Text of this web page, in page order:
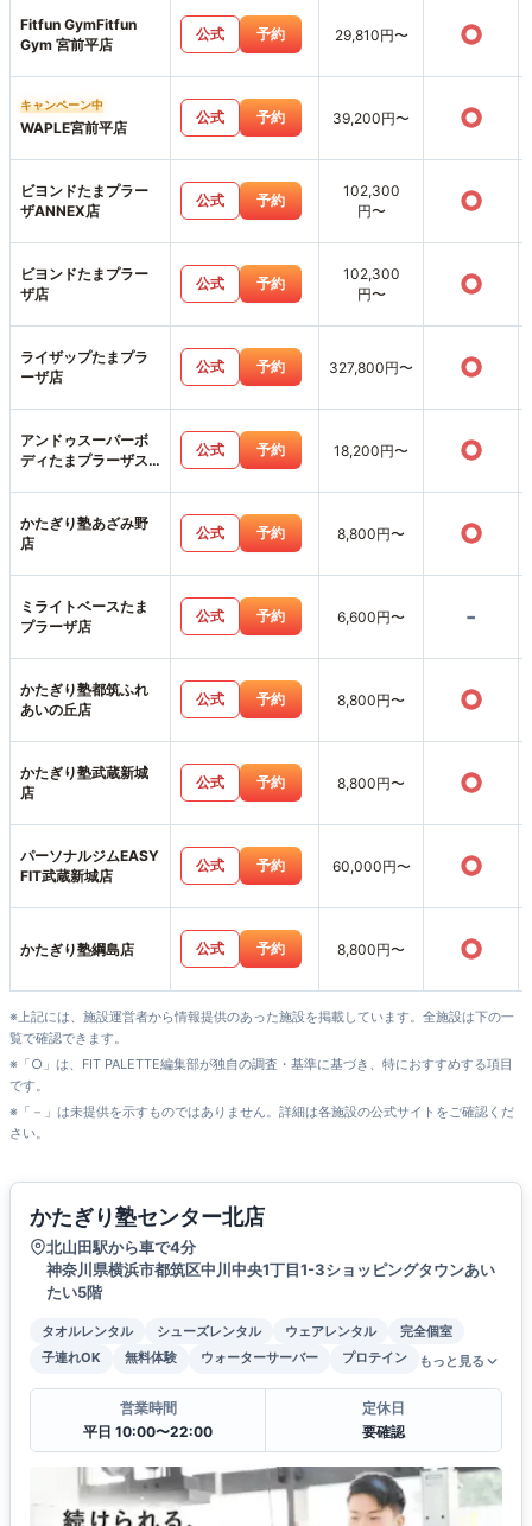
Fitfun GymFitfun
Gym 宮前平店
公式 予約 29,810円〜 ○
キャンペーン中
WAPLE宮前平店
公式 予約 39,200円〜 ○
ビヨンドたまプラー
ザANNEX店
公式 予約
102,300
円〜
○
ビヨンドたまプラー
ザ店
公式 予約
102,300
円〜
○
ライザップたまプラ
ーザ店
公式 予約 327,800円〜 ○
アンドゥスーパーボ
ディたまプラーザス
公式 予約 18,200円〜 ○
かたぎり塾あざみ野
店
公式 予約 8,800円〜 ○
ミライトベースたま
プラーザ店
公式 予約 6,600円〜 -
かたぎり塾都筑ふれ
あいの丘店
公式 予約 8,800円〜 ○
かたぎり塾武蔵新城
店
公式 予約 8,800円〜 ○
パーソナルジムEASY
FIT武蔵新城店
公式 予約 60,000円〜 ○
かたぎり塾綱島店 公式 予約 8,800円〜 ○
※上記には、施設運営者から情報提供のあった施設を掲載しています。全施設は下の一
覧で確認できます。
※「○」は、FIT PALETTE編集部が独自の調査・基準に基づき、特におすすめする項目
です。
※「－」は未提供を示すものではありません。詳細は各施設の公式サイトをご確認くだ
さい。
かたぎり塾センター北店
北山田駅から車で4分
神奈川県横浜市都筑区中川中央1丁目1-3ショッピングタウンあい
たい5階
タオルレンタル シューズレンタル ウェアレンタル
完全個室
子連れOK
無料体験 ウォーターサーバー プロテイン もっと見る
営業時間
平日 10:00〜22:00
定休日
要確認